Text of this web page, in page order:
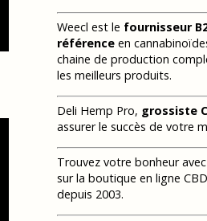
Weecl est le fournisseur
référence en
chaine de production
les meilleurs produits.
Deli Hemp Pro, grossiste
assurer le succès de votre
Trouvez votre bonheur
sur la boutique en ligne
depuis 2003.